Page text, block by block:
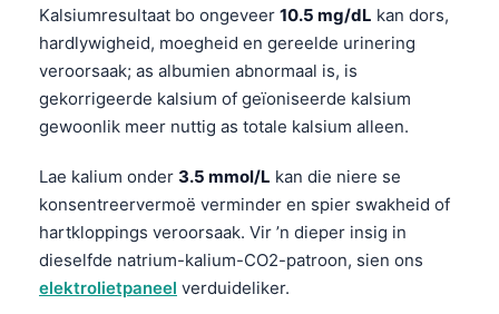
Kalsiumresultaat bo ongeveer 10.5 mg/dL kan dors,
hardlywigheid, moegheid en gereelde urinering
veroorsaak; as albumien abnormaal is, is
gekorrigeerde kalsium of geïoniseerde kalsium
gewoonlik meer nuttig as totale kalsium alleen.
Lae kalium onder 3.5 mmol/L kan die niere se
konsentreervermoë verminder en spier swakheid of
hartkloppings veroorsaak. Vir ’n dieper insig in
dieselfde natrium-kalium-CO2-patroon, sien ons
elektrolietpaneel verduideliker.